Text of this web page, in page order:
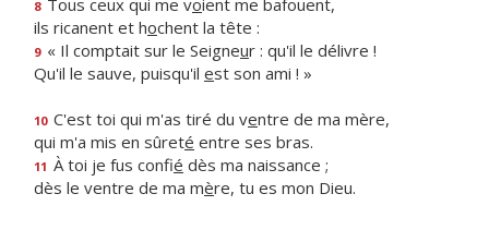
8 Tous ceux qui me voient me bafouent,
ils ricanent et hochent la tête :
9 « Il comptait sur le Seigneur : qu'il le délivre !
Qu'il le sauve, puisqu'il est son ami ! »
10 C'est toi qui m'as tiré du ventre de ma mère,
qui m'a mis en sûreté entre ses bras.
11 À toi je fus confié dès ma naissance ;
dès le ventre de ma mère, tu es mon Dieu.